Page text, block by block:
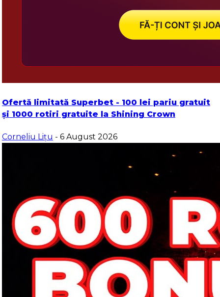
Ofertă limitată Superbet - 100 lei pariu gratuit
și 1000 rotiri gratuite la Shining Crown
Corneliu Lițu - 6 August 2026